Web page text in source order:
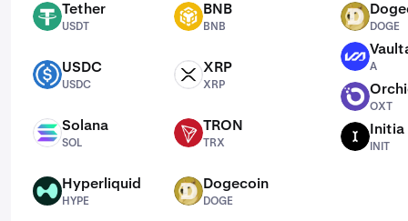
USDT Tether
USDT
BNB BNB
BNB
USDC USDC
USDC
XRP XRP
XRP
SOL Solana
SOL
TRX TRON
TRX
HYPE Hyperliquid
HYPE
DOGE Dogecoin
DOGE
DOGE
DOGE
A
A
OXT
OXT
Initia
INIT